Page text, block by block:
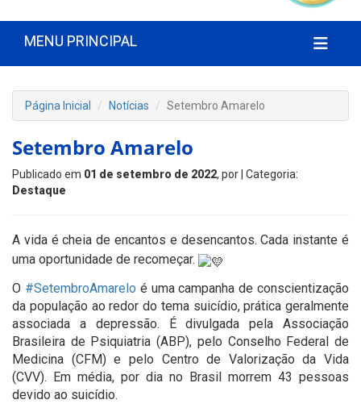
MENU PRINCIPAL
Página Inicial Notícias Setembro Amarelo
Setembro Amarelo
Publicado em 01 de setembro de 2022, por | Categoria:
Destaque
A vida é cheia de encantos e desencantos. Cada instante é
uma oportunidade de recomeçar.
O #SetembroAmarelo é uma campanha de conscientização
da população ao redor do tema suicídio, prática geralmente
associada a depressão. É divulgada pela Associação
Brasileira de Psiquiatria (ABP), pelo Conselho Federal de
Medicina (CFM) e pelo Centro de Valorização da Vida
(CVV). Em média, por dia no Brasil morrem 43 pessoas
devido ao suicídio.